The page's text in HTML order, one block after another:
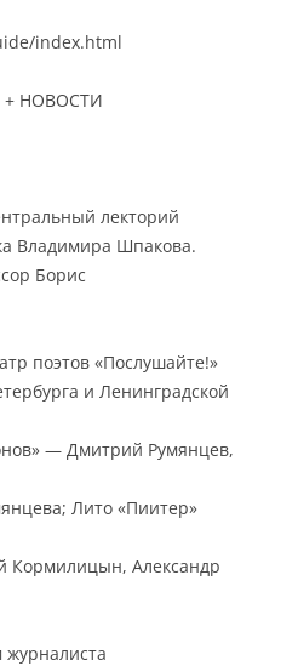
index.html
+ НОВОСТИ
лекторий
Владимира Шпакова.
Борис
поэтов «Послушайте!»
и Ленинградской
— Дмитрий Румянцев,
Лито «Пиитер»
Кормилицын, Александр